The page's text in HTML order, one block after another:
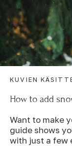
KUVIEN
How to add
Want to make
guide shows
with just a few